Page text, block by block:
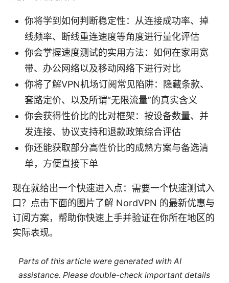
你将学到如何判断稳定性：从连接成功率、掉
线频率、断线重连速度等角度进行量化评估
你会掌握速度测试的实用方法：如何在家用宽
带、办公网络以及移动网络下进行对比
你将了解VPN机场订阅常见陷阱：隐藏条款、
套路定价、以及所谓“无限流量”的真实含义
你会获得性价比的比对框架：按设备数量、并
发连接、协议支持和退款政策综合评估
你还能获取部分高性价比的成熟方案与备选清
单，方便直接下单
现在就给出一个快速进入点：需要一个快速测试入
口？点击下面的图片了解 NordVPN 的最新优惠与
订阅方案，帮助你快速上手并验证在你所在地区的
实际表现。
Parts of this article were generated with AI
assistance. Please double-check important details